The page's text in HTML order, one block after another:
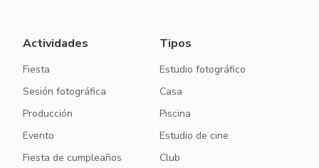
Actividades
Fiesta
Sesión fotográfica
Producción
Evento
Fiesta de cumpleaños
Tipos
Estudio fotográfico
Casa
Piscina
Estudio de cine
Club